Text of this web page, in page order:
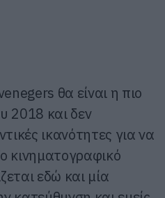
θα είναι η πιο
2018 και δεν
ικανότητες για να
κινηματογραφικό
εδώ και μία